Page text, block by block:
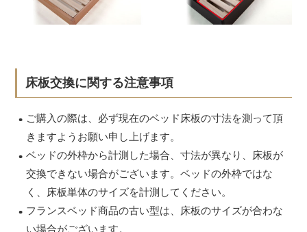
床板交換に関する注意事項
ご購入の際は、必ず現在のベッド床板の寸法を測って頂
きますようお願い申し上げます。
ベッドの外枠から計測した場合、寸法が異なり、床板が
交換できない場合がございます。ベッドの外枠ではな
く、床板単体のサイズを計測してください。
フランスベッド商品の古い型は、床板のサイズが合わな
い場合がございます。